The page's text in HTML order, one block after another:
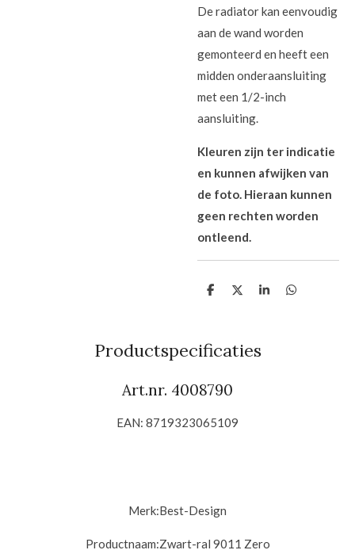
De radiator kan eenvoudig
aan de wand worden
gemonteerd en heeft een
midden onderaansluiting
met een 1/2-inch
aansluiting.
Kleuren zijn ter indicatie
en kunnen afwijken van
de foto. Hieraan kunnen
geen rechten worden
ontleend.
D
n
D
S
D
Productspecificaties
Art.nr. 4008790
EAN: 8719323065109
Merk:Best-Design
Productnaam:Zwart-ral 9011 Zero